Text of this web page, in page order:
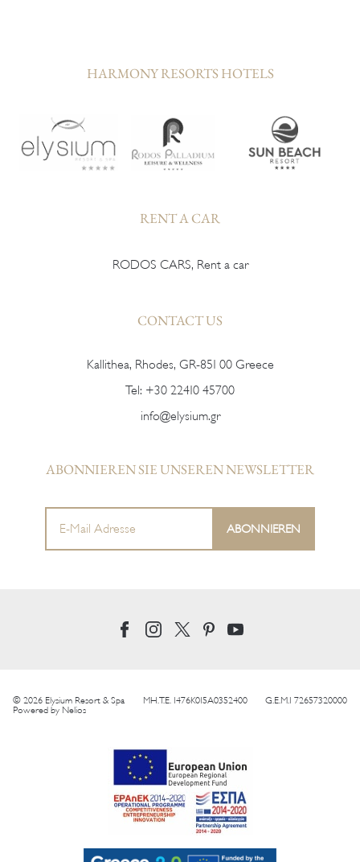
HARMONY RESORTS HOTELS
RENT A CAR
RODOS CARS, Rent a car
CONTACT US
Kallithea, Rhodes, GR-851 00 Greece
Tel: +30 22410 45700
info@elysium.gr
ABONNIEREN SIE UNSEREN NEWSLETTER
© 2026 Elysium Resort & Spa MH.T.E. 1476K015A0352400
G.E.M.I 72657320000
Powered by Nelios